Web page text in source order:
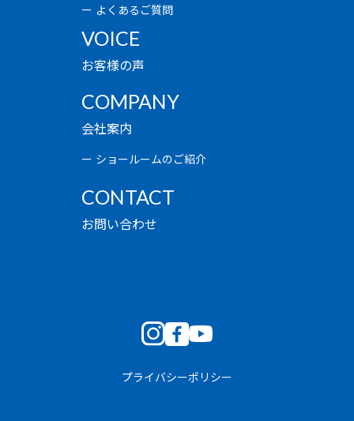
よくあるご質問
VOICE
お客様の声
COMPANY
会社案内
ショールームのご紹介
CONTACT
お問い合わせ
プライバシーポリシー